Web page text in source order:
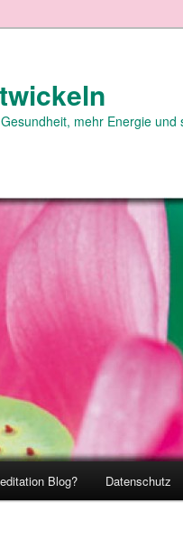
mehr Energie und
Blog? Datenschutz